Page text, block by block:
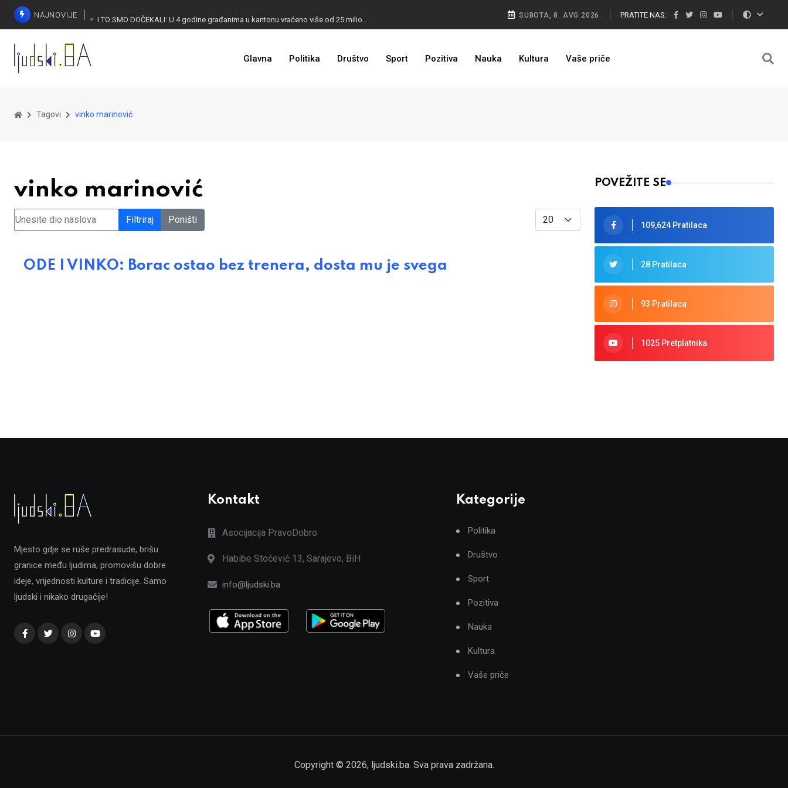
NAJNOVIJE
KONAKOVIĆ PALI ALARM: Otvoreno pismo UN-u
SUBOTA, 8. AVG 2026. PRATITE NAS:
Glavna Politika Društvo Sport Pozitiva Nauka Kultura Vaše priče
Tagovi vinko marinović
vinko marinović
Unesite dio naslova Filtriraj Poništi Display #
ODE I VINKO: Borac ostao bez trenera, dosta mu je svega
POVEŽITE SE
109,624 Pratilaca
28 Pratilaca
93 Pratilaca
1025 Pretplatnika
Mjesto gdje se ruše predrasude, brišu
granice među ljudima, promovišu dobre
ideje, vrijednosti kulture i tradicije. Samo
ljudski i nikako drugačije!
Kontakt
Asocijacija PravoDobro
Habibe Stočević 13, Sarajevo, BiH
info@ljudski.ba
Kategorije
Politika
Društvo
Sport
Pozitiva
Nauka
Kultura
Vaše priče
Copyright © 2026, ljudski.ba. Sva prava zadržana.